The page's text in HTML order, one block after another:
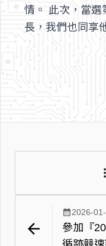
情。 此次，當選
長，我們也同享
arrow_back
calendar_month2026-
參加『